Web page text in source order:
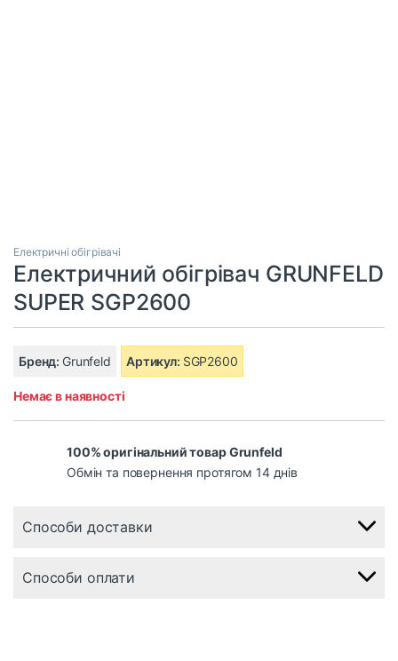
Електричні обігрівачі
Електричний обігрівач GRUNFELD
SUPER SGP2600
Бренд: Grunfeld Артикул: SGP2600
Немає в наявності
100% оригінальний товар Grunfeld
Обмін та повернення протягом 14 днів
Способи доставки
Способи оплати